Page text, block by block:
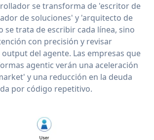
se transforma de 'escritor de
de soluciones' y 'arquitecto de
se trata de escribir cada línea, sino
con precisión y revisar
del agente. Las empresas que
agentic verán una aceleración
y una reducción en la deuda
por código repetitivo.